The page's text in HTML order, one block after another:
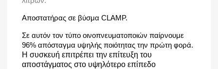
Αποστατήρας σε βύσμα CLAMP.
Σε αυτόν τον τύπο οινοπνευματοποιών παίρνουμε
96% απόσταγμα υψηλής ποιότητας την πρώτη φορά.
Η συσκευή επιτρέπει την επίτευξη του
αποστάγματος στο υψηλότερο επίπεδο